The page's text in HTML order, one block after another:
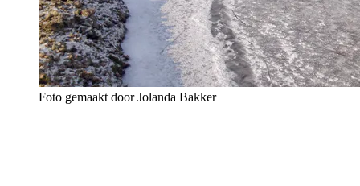
Foto gemaakt door Jolanda Bakker